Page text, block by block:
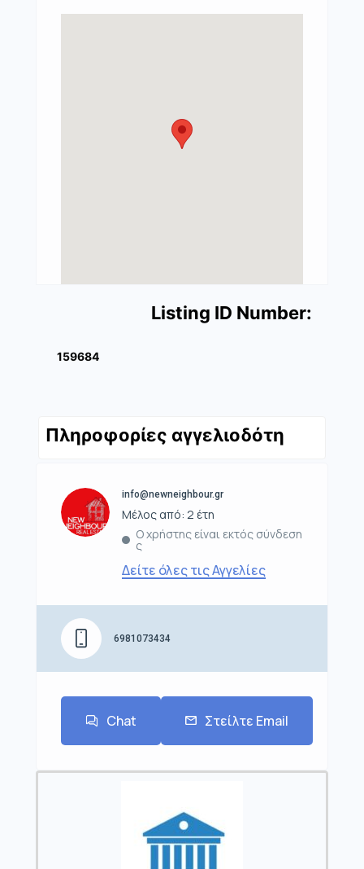
Listing ID Number:
159684
Πληροφορίες αγγελιοδότη
info@newneighbour.gr
Μέλος από: 2 έτη
Ο χρήστης είναι εκτός σύνδεση
ς
Δείτε όλες τις Αγγελίες
6981073434
Chat Στείλτε Email